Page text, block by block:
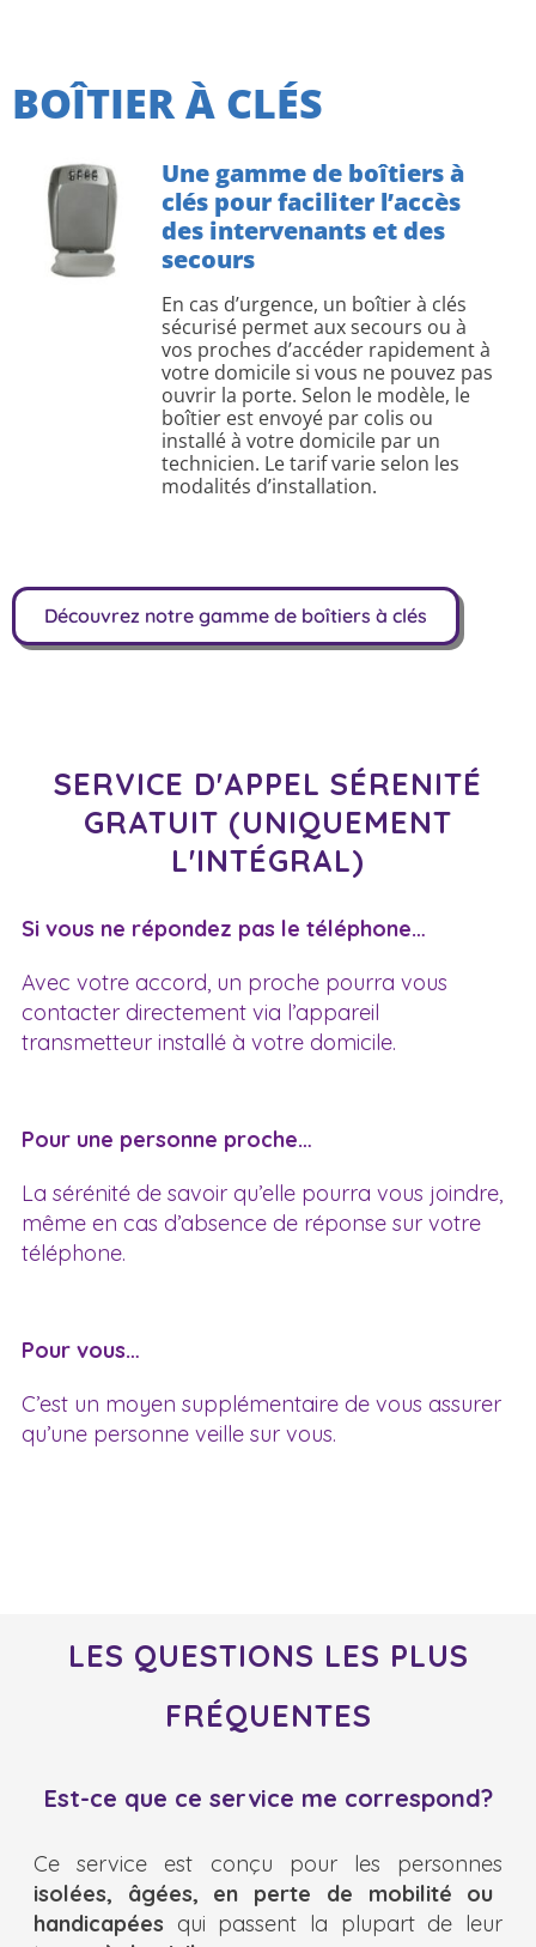
BOÎTIER À CLÉS
Une gamme de boîtiers à
clés pour faciliter l’accès
des intervenants et des
secours
En cas d’urgence, un boîtier à clés
sécurisé permet aux secours ou à
vos proches d’accéder rapidement à
votre domicile si vous ne pouvez pas
ouvrir la porte. Selon le modèle, le
boîtier est envoyé par colis ou
installé à votre domicile par un
technicien. Le tarif varie selon les
modalités d’installation.
Découvrez notre gamme de boîtiers à clés
SERVICE D'APPEL SÉRENITÉ
GRATUIT (UNIQUEMENT
L'INTÉGRAL)
Si vous ne répondez pas le téléphone…
Avec votre accord, un proche pourra vous
contacter directement via l’appareil
transmetteur installé à votre domicile.
Pour une personne proche…
La sérénité de savoir qu’elle pourra vous joindre,
même en cas d’absence de réponse sur votre
téléphone.
Pour vous…
C’est un moyen supplémentaire de vous assurer
qu’une personne veille sur vous.
LES QUESTIONS LES PLUS
FRÉQUENTES
Est-ce que ce service me correspond?
Ce service est conçu pour les personnes
isolées, âgées, en perte de mobilité ou
handicapées qui passent la plupart de leur